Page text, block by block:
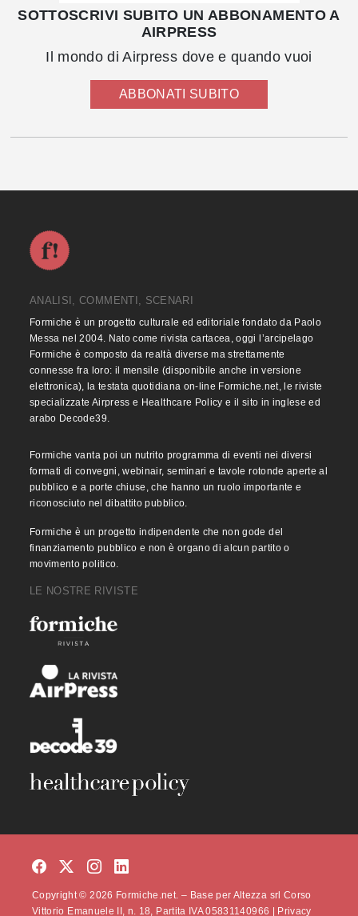
SOTTOSCRIVI SUBITO UN ABBONAMENTO A
AIRPRESS
Il mondo di Airpress dove e quando vuoi
ABBONATI SUBITO
ANALISI, COMMENTI, SCENARI
Formiche è un progetto culturale ed editoriale fondato da Paolo
Messa nel 2004. Nato come rivista cartacea, oggi l’arcipelago
Formiche è composto da realtà diverse ma strettamente
connesse fra loro: il mensile (disponibile anche in versione
elettronica), la testata quotidiana on-line Formiche.net, le riviste
specializzate Airpress e Healthcare Policy e il sito in inglese ed
arabo Decode39.
Formiche vanta poi un nutrito programma di eventi nei diversi
formati di convegni, webinair, seminari e tavole rotonde aperte al
pubblico e a porte chiuse, che hanno un ruolo importante e
riconosciuto nel dibattito pubblico.
Formiche è un progetto indipendente che non gode del
finanziamento pubblico e non è organo di alcun partito o
movimento politico.
LE NOSTRE RIVISTE
Copyright © 2026 Formiche.net. – Base per Altezza srl Corso
Vittorio Emanuele II, n. 18, Partita IVA 05831140966 | Privacy